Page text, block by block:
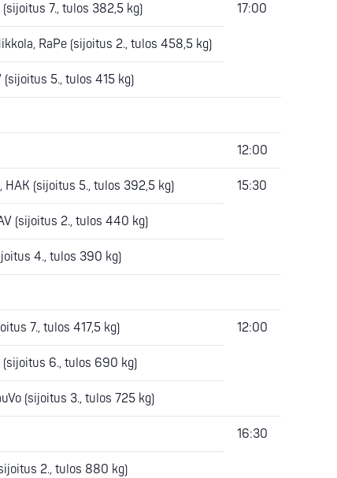
7., tulos 382,5 kg) 17:00
RaPe (sijoitus 2., tulos 458,5 kg)
(sijoitus 5., tulos 415 kg)
12:00
HAK (sijoitus 5., tulos 392,5 kg) 15:30
(sijoitus 2., tulos 440 kg)
4., tulos 390 kg)
7., tulos 417,5 kg) 12:00
(sijoitus 6., tulos 690 kg)
(sijoitus 3., tulos 725 kg)
16:30
2., tulos 880 kg)